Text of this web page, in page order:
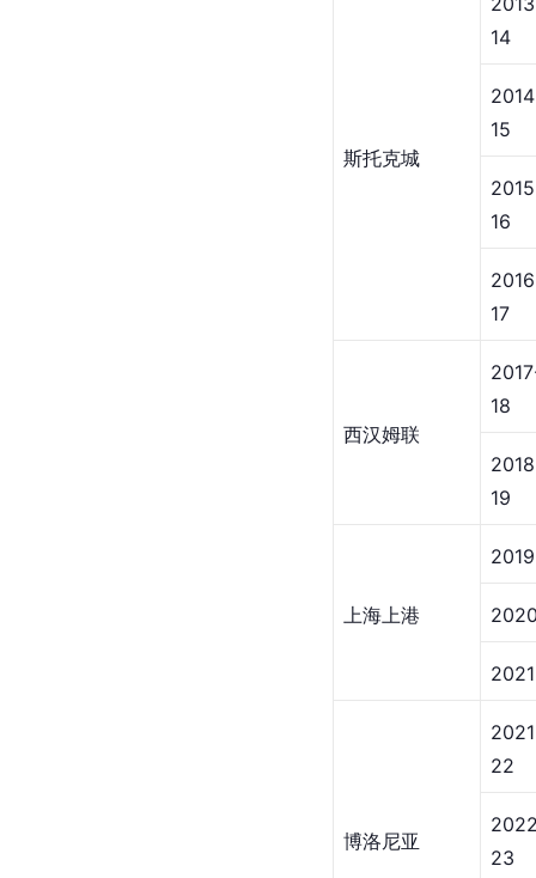
斯托克城
14
15
16
17
西汉姆联
18
19
上海上港
2019
2021
博洛尼亚
22
23